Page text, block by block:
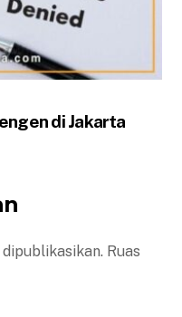
di Jakarta
Ruas